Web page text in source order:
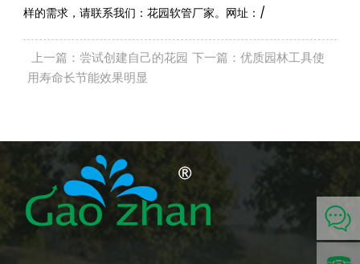
样的需求，请联系我们：花园软管厂家。网址：/
上一篇：尝试创建自己的花园 下一篇：优质园林工具使
用寿命长节能效果明显